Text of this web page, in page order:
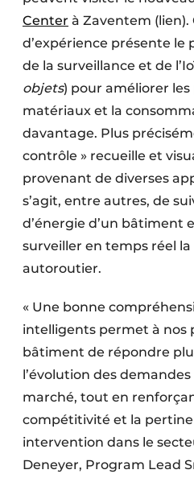
Center à Zaventem (lien).
d’expérience présente le
de la surveillance et de
objets) pour améliorer les
matériaux et la
davantage. Plus
contrôle » recueille et
provenant de diverses
s’agit, entre autres, de
d’énergie d’un bâtiment
surveiller en temps réel
autoroutier.
« Une bonne
intelligents permet à nos
bâtiment de répondre
l’évolution des
marché, tout en
compétitivité et la
intervention dans le
Deneyer, Program Lead